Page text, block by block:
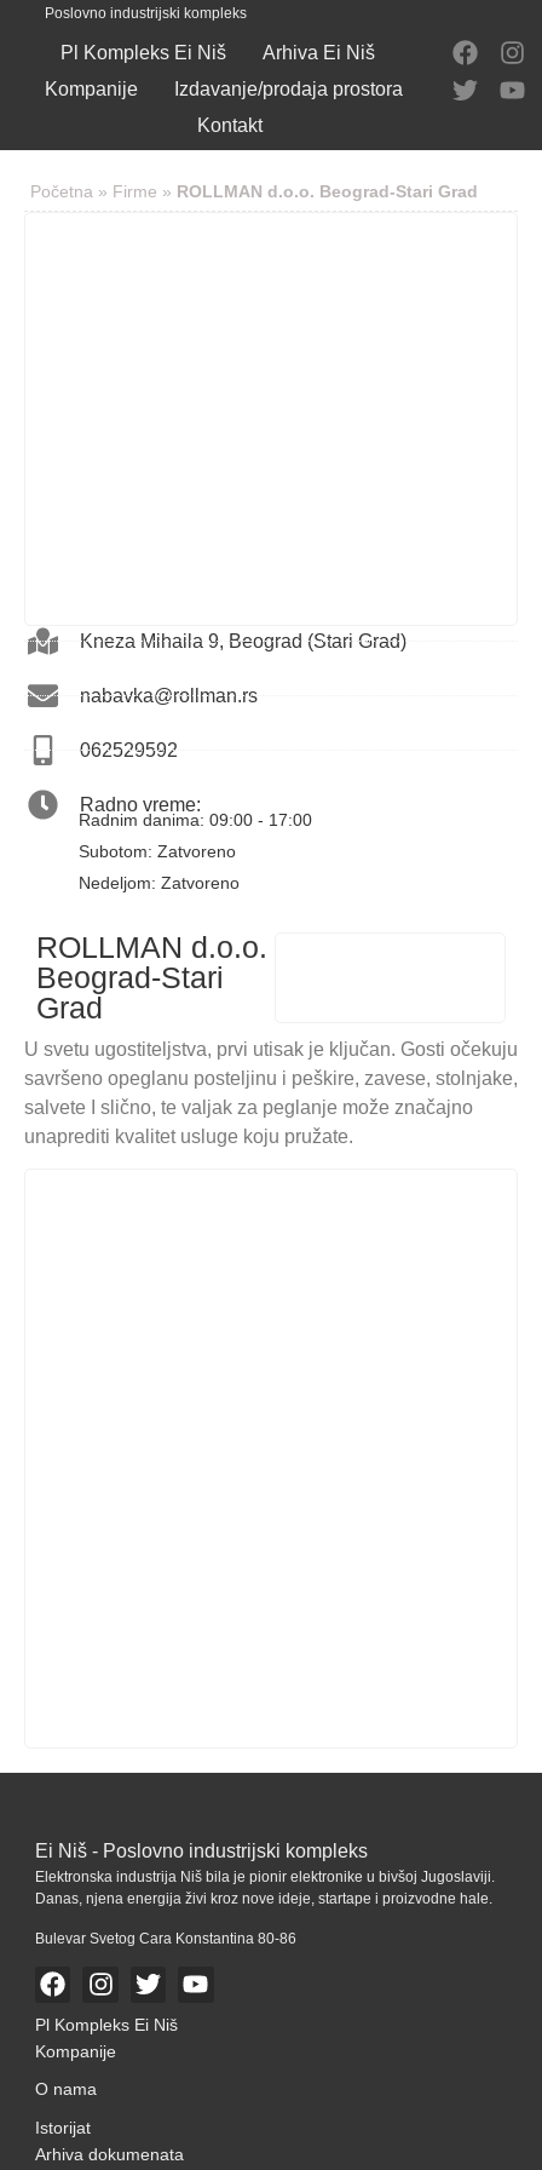
Poslovno industrijski kompleks
Pl Kompleks Ei Niš
Arhiva Ei Niš
Kompanije
Izdavanje/prodaja prostora
Kontakt
Početna » Firme » ROLLMAN d.o.o. Beograd-Stari Grad
Kneza Mihaila 9, Beograd (Stari Grad)
nabavka@rollman.rs
062529592
Radno vreme:
Radnim danima: 09:00 - 17:00
Subotom: Zatvoreno
Nedeljom: Zatvoreno
ROLLMAN d.o.o.
Beograd-Stari
Grad
U svetu ugostiteljstva, prvi utisak je ključan. Gosti očekuju
savršeno opeglanu posteljinu i peškire, zavese, stolnjake,
salvete I slično, te valjak za peglanje može značajno
unaprediti kvalitet usluge koju pružate.
Ei Niš - Poslovno industrijski kompleks
Elektronska industrija Niš bila je pionir elektronike u bivšoj Jugoslaviji.
Danas, njena energija živi kroz nove ideje, startape i proizvodne hale.
Bulevar Svetog Cara Konstantina 80-86
Pl Kompleks Ei Niš
Kompanije
O nama
Istorijat
Arhiva dokumenata